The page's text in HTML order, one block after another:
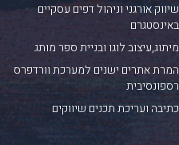
אורגני וניהול דפים עסקיים
לוגו ובניית ספר מותג
אתרים ישנים למערכתוורדפרס
ועריכת תכנים שיווקים